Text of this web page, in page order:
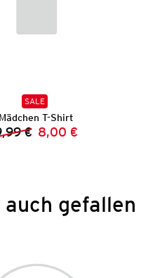
SALE
Mädchen T-Shirt
Vorheriger Preis:
€ Neuer Preis:
8,00 €
gefallen